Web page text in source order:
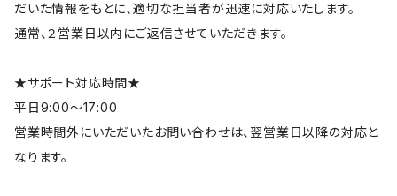
だいた情報をもとに、適切な担当者が迅速に対応いたします。
通常、２営業日以内にご返信させていただきます。
★サポート対応時間★
平日9:00～17:00
営業時間外にいただいたお問い合わせは、翌営業日以降の対応と
なります。